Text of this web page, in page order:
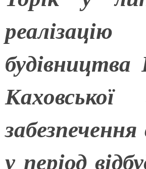
будівництва
у період